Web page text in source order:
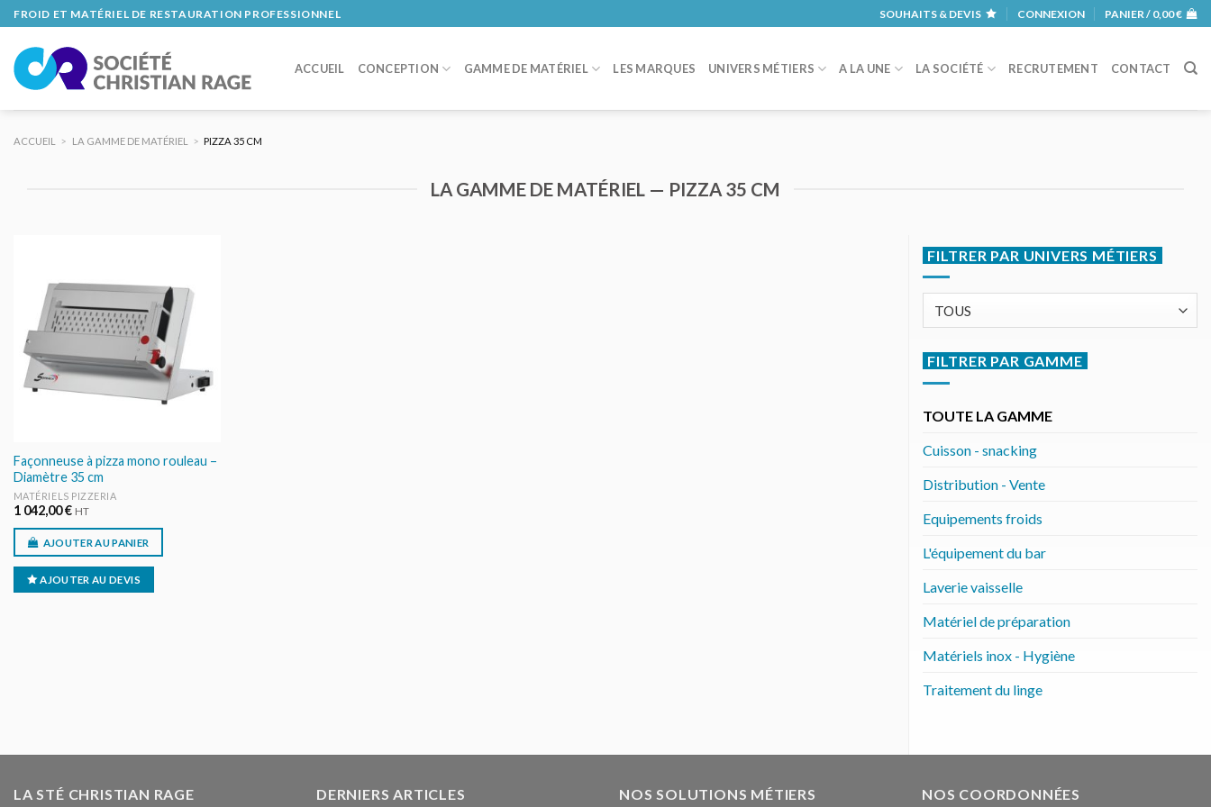
Skip
to
content
FROID ET MATÉRIEL DE RESTAURATION PROFESSIONNEL SOUHAITS & DEVIS CONNEXION PANIER / 0,00€
ACCUEIL CONCEPTION GAMME DE MATÉRIEL LES MARQUES UNIVERS MÉTIERS A LA UNE LA SOCIÉTÉ RECRUTEMENT CONTACT
ACCUEIL > LA GAMME DE MATÉRIEL > PIZZA 35 CM
LA GAMME DE MATÉRIEL — PIZZA 35 CM
AU DEVIS
Façonneuse à pizza mono rouleau –
Diamètre 35 cm
MATÉRIELS PIZZERIA
1 042,00€ HT
AJOUTER AU PANIER
AJOUTER AU DEVIS
FILTRER PAR UNIVERS MÉTIERS
FILTRER PAR GAMME
TOUTE LA GAMME
Cuisson - snacking
Distribution - Vente
Equipements froids
L'équipement du bar
Laverie vaisselle
Matériel de préparation
Matériels inox - Hygiène
Traitement du linge
LA STÉ CHRISTIAN RAGE DERNIERS ARTICLES NOS SOLUTIONS MÉTIERS NOS COORDONNÉES